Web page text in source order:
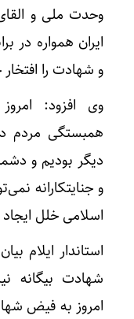
وحدت ملی و
ایران همواره در
و شهادت را
وی افزود:
همبستگی مردم
دیگر بودیم و
و جنایتکارانه
اسلامی خلل
استاندار ایلام
شهادت بیگانه
امروز به فیض